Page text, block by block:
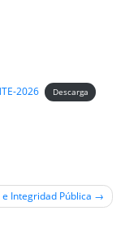
2026 Descarga
e Integridad Pública